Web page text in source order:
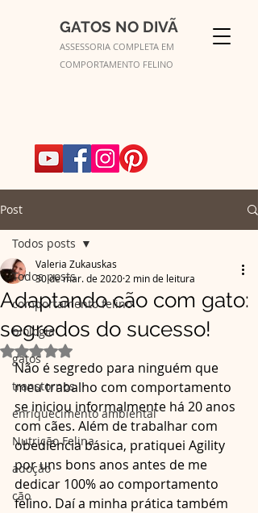
GATOS NO DIVÃ
ASSESSORIA COMPLETA EM
COMPORTAMENTO FELINO
Post
Todos posts
comportamento felino
biologia
gatos
transtornos
enriquecimento ambiental
Nutrição Felina
adoção
cão
Todos posts
Adaptando cão com gato:
segredos do sucesso!
Valeria Zukauskas
30 de mar. de 2020 2 min de leitura
Avaliado com NaN de 5 estrelas.
Não é segredo para ninguém que
meu trabalho com comportamento
se iniciou informalmente há 20 anos
com cães. Além de trabalhar com
obediência básica, pratiquei Agility
por uns bons anos antes de me
dedicar 100% ao comportamento
felino. Daí a minha prática também